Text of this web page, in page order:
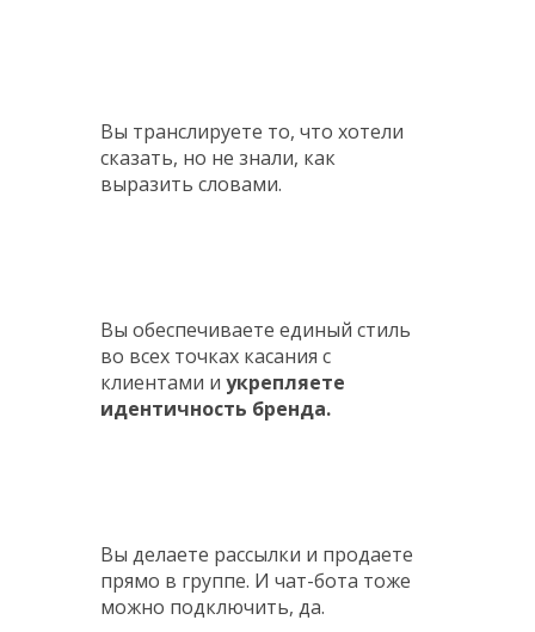
Вы транслируете то, что хотели
сказать, но не знали, как
выразить словами.
Вы обеспечиваете единый стиль
во всех точках касания с
клиентами и укрепляете
идентичность бренда.
Вы делаете рассылки и продаете
прямо в группе. И чат-бота тоже
можно подключить, да.